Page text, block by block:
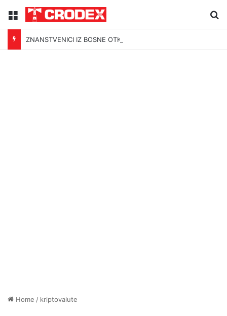
Menu
ZNANSTVENICI IZ BOSNE OTKRILI NACIZAM U – BOSNI!
Home / kriptovalute